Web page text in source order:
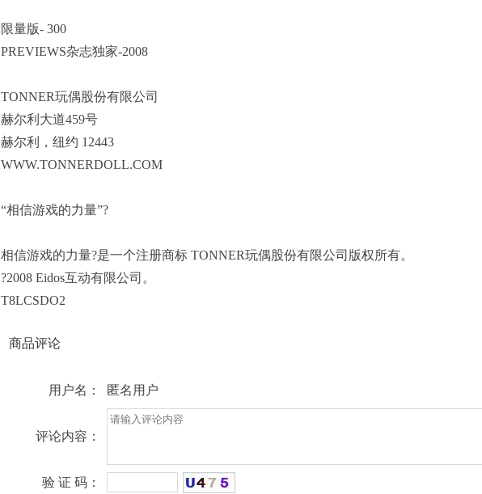
限量版- 300
PREVIEWS杂志独家-2008
TONNER玩偶股份有限公司
赫尔利大道459号
赫尔利，纽约 12443
WWW.TONNERDOLL.COM
“相信游戏的力量”?
相信游戏的力量?是一个注册商标 TONNER玩偶股份有限公司版权所有。
?2008 Eidos互动有限公司。
T8LCSDO2
商品评论
用户名： 匿名用户
评论内容：
验 证 码：